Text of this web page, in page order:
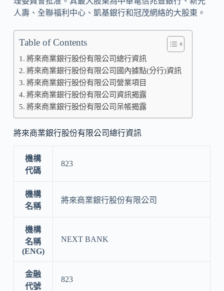
人壽、全聯福利中心、凱基銀行和冠茂網絡的大股東。
Table of Contents
將來商業銀行股份有限公司總行資訊
將來商業銀行股份有限公司國內據點(分行)資訊
將來商業銀行股份有限公司營業項目
將來商業銀行股份有限公司資訊揭露
將來商業銀行股份有限公司呆帳揭露
將來商業銀行股份有限公司總行資訊
機構
代碼
823
機構
名稱
將來商業銀行股份有限公司
機構
名稱
(ENG)
NEXT BANK
金融
代號
823